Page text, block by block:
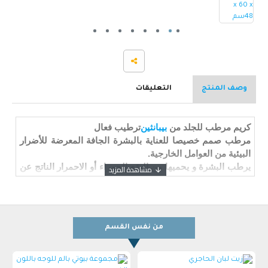
وصف المنتج التعليقات
كريم مرطب للجلد من بيبانثينترطيب فعال
مرطب صمم خصيصا للعناية بالبشرة الجافة المعرضة للأضرار
البيئية من العوامل الخارجية.
يرطب البشرة و يحميها من البقع الحمراء أو الاحمرار الناتج عن
دون أن يترك شعور دهني على البشرة.
من نفس القسم